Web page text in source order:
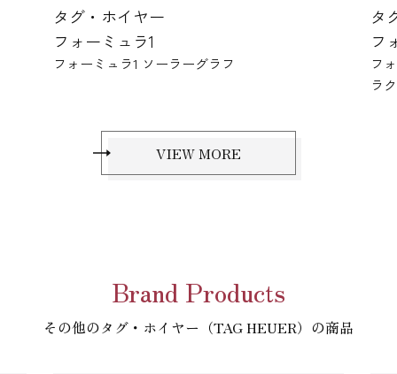
タグ・ホイヤー
フォーミュラ1
フォーミュラ1 キャリバー16 クロノグラフ ×
VIEW MORE
Brand Products
その他のタグ・ホイヤー（TAG HEUER）の商品